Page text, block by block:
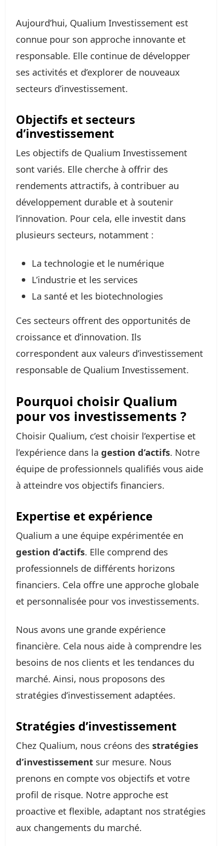
Aujourd’hui, Qualium Investissement est
connue pour son approche innovante et
responsable. Elle continue de développer
ses activités et d’explorer de nouveaux
secteurs d’investissement.
Objectifs et secteurs
d’investissement
Les objectifs de Qualium Investissement
sont variés. Elle cherche à offrir des
rendements attractifs, à contribuer au
développement durable et à soutenir
l’innovation. Pour cela, elle investit dans
plusieurs secteurs, notamment :
La technologie et le numérique
L’industrie et les services
La santé et les biotechnologies
Ces secteurs offrent des opportunités de
croissance et d’innovation. Ils
correspondent aux valeurs d’investissement
responsable de Qualium Investissement.
Pourquoi choisir Qualium
pour vos investissements ?
Choisir Qualium, c’est choisir l’expertise et
l’expérience dans la gestion d’actifs. Notre
équipe de professionnels qualifiés vous aide
à atteindre vos objectifs financiers.
Expertise et expérience
Qualium a une équipe expérimentée en
gestion d’actifs. Elle comprend des
professionnels de différents horizons
financiers. Cela offre une approche globale
et personnalisée pour vos investissements.
Nous avons une grande expérience
financière. Cela nous aide à comprendre les
besoins de nos clients et les tendances du
marché. Ainsi, nous proposons des
stratégies d’investissement adaptées.
Stratégies d’investissement
Chez Qualium, nous créons des stratégies
d’investissement sur mesure. Nous
prenons en compte vos objectifs et votre
profil de risque. Notre approche est
proactive et flexible, adaptant nos stratégies
aux changements du marché.